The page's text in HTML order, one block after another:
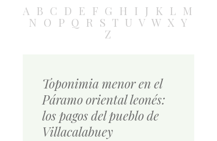
A B C D E F G H I J K L M
N O P Q R S T U V W X Y
Z
Toponimia menor en el
Páramo oriental leonés:
los pagos del pueblo de
Villacalabuey